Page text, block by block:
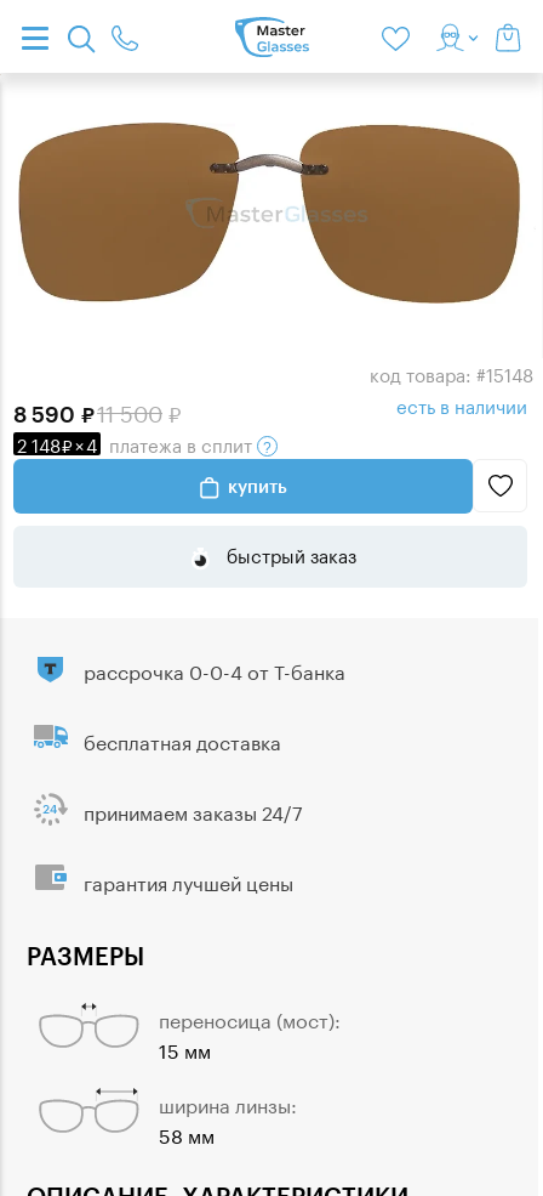
код товара: #15148
11 500
8 590
2 148 ×4 платежа в сплит
есть в наличии
купить
быстрый заказ
РАЗМЕРЫ
переносица (мост):
15 мм
ширина линзы:
58 мм
рассрочка 0-0-4 от Т-банка
бесплатная доставка
принимаем заказы 24/7
гарантия лучшей цены